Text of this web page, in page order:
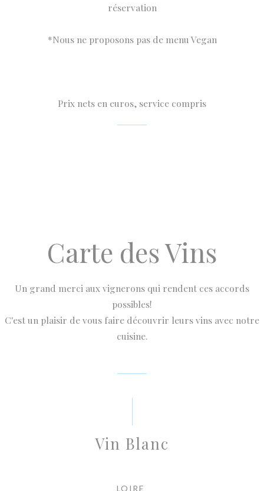
réservation
*Nous ne proposons pas de menu Vegan
Prix nets en euros, service compris
Carte des Vins
Un grand merci aux vignerons qui rendent ces accords
possibles!
C'est un plaisir de vous faire découvrir leurs vins avec notre
cuisine.
Vin Blanc
LOIRE